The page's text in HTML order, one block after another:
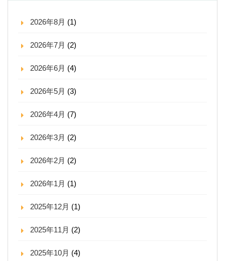
2026年8月 (1)
2026年7月 (2)
2026年6月 (4)
2026年5月 (3)
2026年4月 (7)
2026年3月 (2)
2026年2月 (2)
2026年1月 (1)
2025年12月 (1)
2025年11月 (2)
2025年10月 (4)